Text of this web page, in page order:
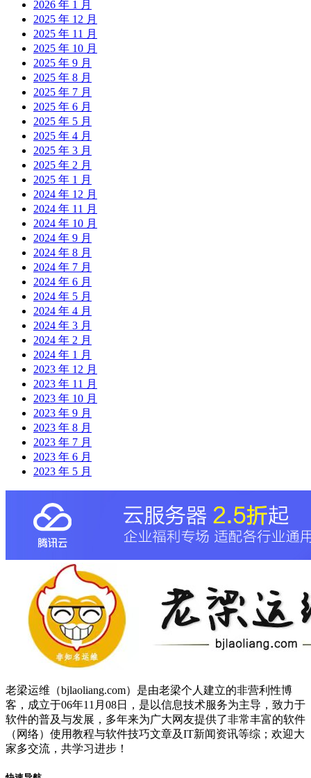
2026 年 1 月
2025 年 12 月
2025 年 11 月
2025 年 10 月
2025 年 9 月
2025 年 8 月
2025 年 7 月
2025 年 6 月
2025 年 5 月
2025 年 4 月
2025 年 3 月
2025 年 2 月
2025 年 1 月
2024 年 12 月
2024 年 11 月
2024 年 10 月
2024 年 9 月
2024 年 8 月
2024 年 7 月
2024 年 6 月
2024 年 5 月
2024 年 4 月
2024 年 3 月
2024 年 2 月
2024 年 1 月
2023 年 12 月
2023 年 11 月
2023 年 10 月
2023 年 9 月
2023 年 8 月
2023 年 7 月
2023 年 6 月
2023 年 5 月
老梁运维（bjlaoliang.com）是由老梁个人建立的非营利性博
客，成立于06年11月08日，是以信息技术服务为主导，致力于
软件的普及与发展，多年来为广大网友提供了非常丰富的软件
（网络）使用教程与软件技巧文章及IT新闻资讯等综；欢迎大
家多交流，共学习进步！